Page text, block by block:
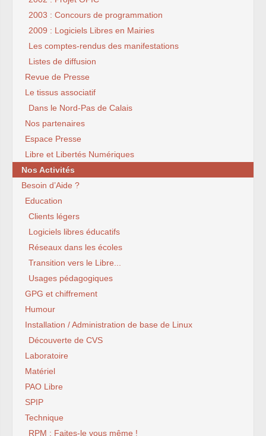
2003 : Concours de programmation
2009 : Logiciels Libres en Mairies
Les comptes-rendus des manifestations
Listes de diffusion
Revue de Presse
Le tissus associatif
Dans le Nord-Pas de Calais
Nos partenaires
Espace Presse
Libre et Libertés Numériques
Nos Activités
Besoin d’Aide ?
Education
Clients légers
Logiciels libres éducatifs
Réseaux dans les écoles
Transition vers le Libre...
Usages pédagogiques
GPG et chiffrement
Humour
Installation / Administration de base de Linux
Découverte de CVS
Laboratoire
Matériel
PAO Libre
SPIP
Technique
RPM : Faites-le vous même !